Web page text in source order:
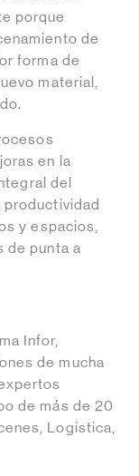
porque
de
forma de
material,
en la
del
productividad
y espacios,
de punta a
Infor,
de mucha
de más de 20
Logística,